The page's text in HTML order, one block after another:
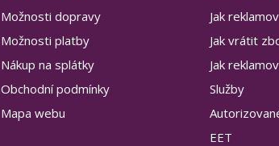
Možnosti dopravy
Možnosti platby
Nákup na splátky
Obchodní podmínky
Mapa webu
Jak
Jak vrátit
Jak
Služby
EET